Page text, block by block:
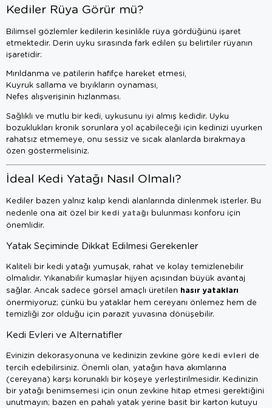
Kediler Rüya Görür mü?
Bilimsel gözlemler kedilerin kesinlikle rüya gördüğünü işaret
etmektedir. Derin uyku sırasında fark edilen şu belirtiler rüyanın
işaretidir:
Mırıldanma ve patilerin hafifçe hareket etmesi,
Kuyruk sallama ve bıyıkların oynaması,
Nefes alışverişinin hızlanması.
Sağlıklı ve mutlu bir kedi, uykusunu iyi almış kedidir. Uyku
bozuklukları kronik sorunlara yol açabileceği için kedinizi uyurken
rahatsız etmemeye, onu sessiz ve sıcak alanlarda bırakmaya
özen göstermelisiniz.
İdeal Kedi Yatağı Nasıl Olmalı?
Kediler bazen yalnız kalıp kendi alanlarında dinlenmek isterler. Bu
nedenle ona ait özel bir kedi yatağı bulunması konforu için
önemlidir.
Yatak Seçiminde Dikkat Edilmesi Gerekenler
Kaliteli bir kedi yatağı yumuşak, rahat ve kolay temizlenebilir
olmalıdır. Yıkanabilir kumaşlar hijyen açısından büyük avantaj
sağlar. Ancak sadece görsel amaçlı üretilen hasır yatakları
önermiyoruz; çünkü bu yataklar hem cereyanı önlemez hem de
temizliği zor olduğu için parazit yuvasına dönüşebilir.
Kedi Evleri ve Alternatifler
Evinizin dekorasyonuna ve kedinizin zevkine göre kedi evleri de
tercih edebilirsiniz. Önemli olan, yatağın hava akımlarına
(cereyana) karşı korunaklı bir köşeye yerleştirilmesidir. Kedinizin
bir yatağı benimsemesi için onun zevkine hitap etmesi gerektiğini
unutmayın; bazen en pahalı yatak yerine basit bir karton kutuyu